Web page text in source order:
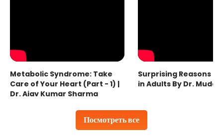
Посмотреть все
Metabolic Syndrome: Take
Care of Your Heart (Part - 1) |
Dr. Ajay Kumar Sharma
Surprising Reasons
in Adults By Dr.